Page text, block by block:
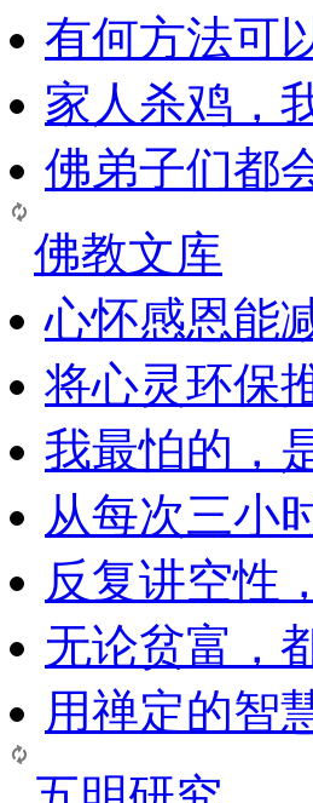
有何方法可
家人杀鸡，
佛弟子们都
佛教文库
心怀感恩能
将心灵环保
我最怕的，
从每次三小
反复讲空性
无论贫富，
用禅定的智